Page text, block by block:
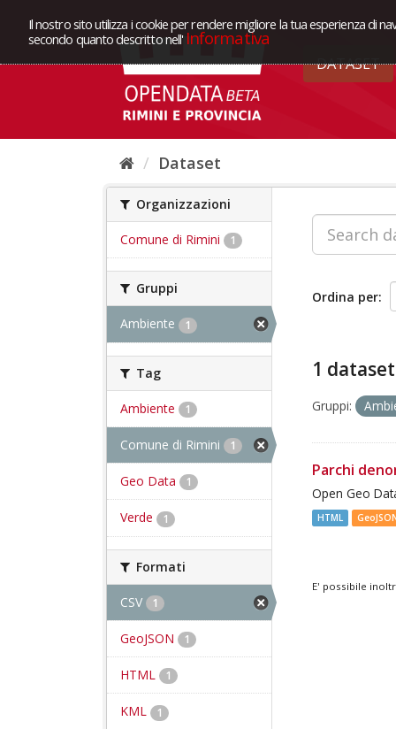
Il nostro sito utilizza i cookie per rendere migliore la tua esperienza di
secondo quanto descritto nell' Informativa
DATASET
Dataset
Organizzazioni
Comune di Rimini 1
Gruppi
Ambiente 1
Tag
Ambiente 1
Comune di Rimini 1
Geo Data 1
Verde 1
Formati
CSV 1
GeoJSON 1
HTML 1
KML 1
Ordina per
1
Gruppi:
Parchi
Open Geo
HTML
E' possibile